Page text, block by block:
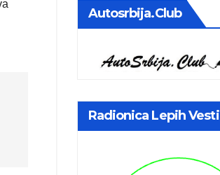
Autosrbija.club
Radionica Lepih Vesti